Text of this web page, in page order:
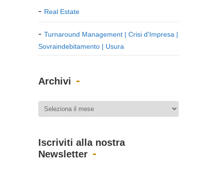
Real Estate
Turnaround Management | Crisi d'Impresa |
Sovraindebitamento | Usura
Archivi
Iscriviti alla nostra
Newsletter